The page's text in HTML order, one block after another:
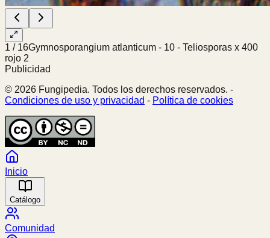
1 / 16Gymnosporangium atlanticum - 10 - Teliosporas x 400
rojo 2
Publicidad
© 2026 Fungipedia. Todos los derechos reservados. -
Condiciones de uso y privacidad - Política de cookies
Inicio
Catálogo
Comunidad